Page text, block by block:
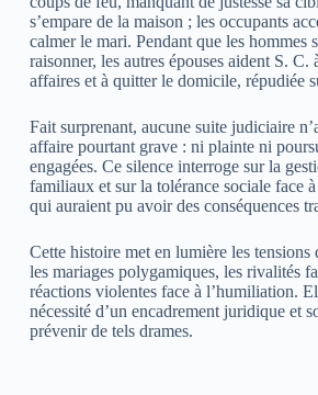
s’empare de la maison ; les occupants
calmer le mari. Pendant que les hommes
raisonner, les autres épouses aident S. C.
affaires et à quitter le domicile, répudiée
Fait surprenant, aucune suite judiciaire
affaire pourtant grave : ni plainte ni
engagées. Ce silence interroge sur la
familiaux et sur la tolérance sociale face
qui auraient pu avoir des conséquences
Cette histoire met en lumière les tensions
les mariages polygamiques, les rivalités
réactions violentes face à l’humiliation.
nécessité d’un encadrement juridique et
prévenir de tels drames.